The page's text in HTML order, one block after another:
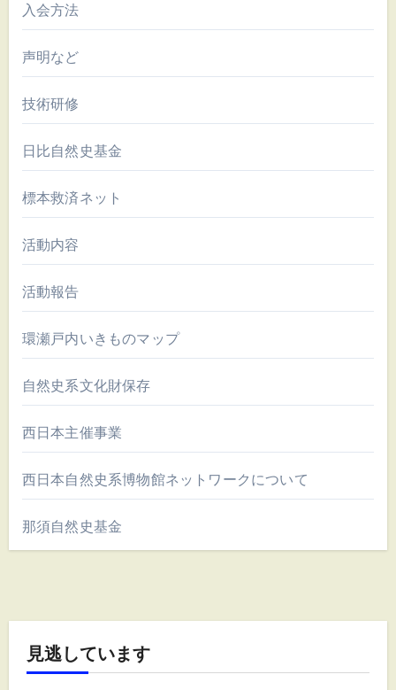
入会方法
声明など
技術研修
日比自然史基金
標本救済ネット
活動内容
活動報告
環瀬戸内いきものマップ
自然史系文化財保存
西日本主催事業
西日本自然史系博物館ネットワークについて
那須自然史基金
見逃しています